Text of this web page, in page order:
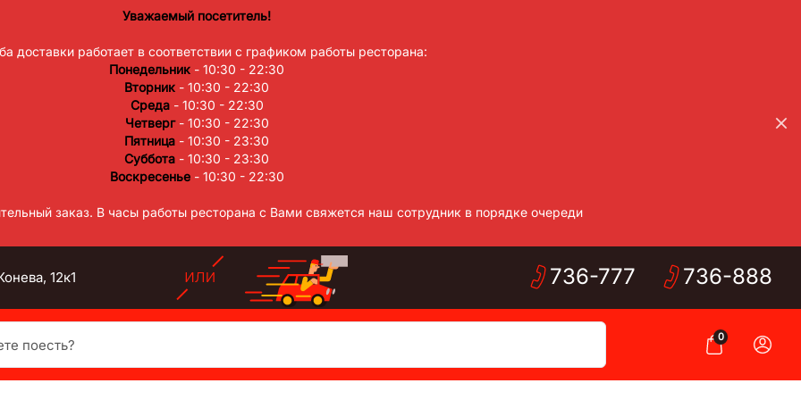
Уважаемый посетитель!
доставки работает в соответствии с графиком работы ресторана:
Понедельник - 10:30 - 22:30
Вторник - 10:30 - 22:30
Среда- 10:30 - 22:30
Четверг- 10:30 - 22:30
Пятница - 10:30 - 23:30
Суббота - 10:30 - 23:30
Воскресенье- 10:30 - 22:30
заказ. В часы работы ресторана с Вами свяжется наш сотрудник в порядке очереди
12к1 736-777 736-888
0